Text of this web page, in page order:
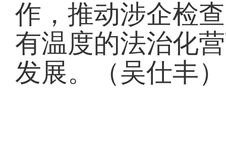
作，推动涉企检
有温度的法治化
发展。（吴仕丰）